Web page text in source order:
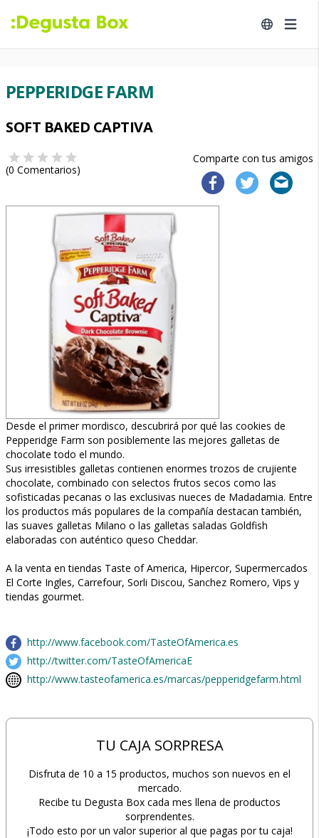
PEPPERIDGE FARM
SOFT BAKED CAPTIVA
Comparte con tus amigos
(0 Comentarios)
Desde el primer mordisco, descubrirá por qué las cookies de
Pepperidge Farm son posiblemente las mejores galletas de
chocolate todo el mundo.
Sus irresistibles galletas contienen enormes trozos de crujiente
chocolate, combinado con selectos frutos secos como las
sofisticadas pecanas o las exclusivas nueces de Madadamia. Entre
los productos más populares de la compañía destacan también,
las suaves galletas Milano o las galletas saladas Goldfish
elaboradas con auténtico queso Cheddar.
A la venta en tiendas Taste of America, Hipercor, Supermercados
El Corte Ingles, Carrefour, Sorli Discou, Sanchez Romero, Vips y
tiendas gourmet.
http://www.facebook.com/TasteOfAmerica.es
http://twitter.com/TasteOfAmericaE
http://www.tasteofamerica.es/marcas/pepperidgefarm.html
TU CAJA SORPRESA
Disfruta de 10 a 15 productos, muchos son nuevos en el
mercado.
Recibe tu Degusta Box cada mes llena de productos
sorprendentes.
¡Todo esto por un valor superior al que pagas por tu caja!